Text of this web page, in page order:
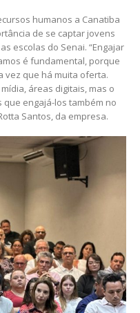
humanos a Canatiba
de se captar jovens
escolas do Senai. “Engajar
é fundamental, porque
vez que há muita oferta.
áreas digitais, mas o
engajá-los também no
Santos, da empresa.